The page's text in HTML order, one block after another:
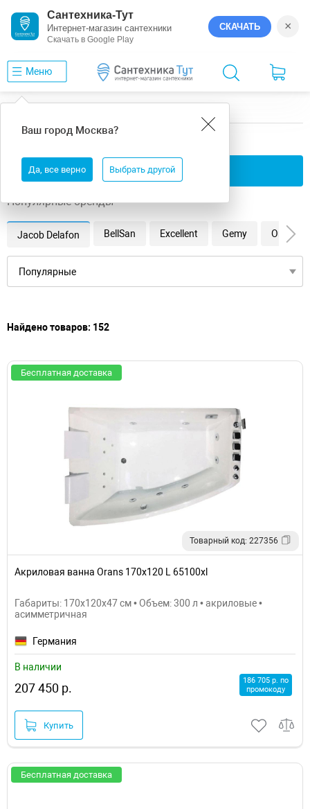
Сантехника-Тут
Интернет-магазин сантехники
Скачать в Google Play
СКАЧАТЬ ×
Меню
Ваш город Москва?
Да, все верно Выбрать другой
12 ванны
Применить фильтры
Популярные бренды
Jacob Delafon BellSan Excellent Gemy Orans
Найдено товаров: 152
Бесплатная доставка
Товарный код: 227356
Акриловая ванна Orans 170х120 L 65100xl
Габариты: 170x120x47 см • Объем: 300 л • акриловые •
асимметричная
Германия
В наличии
207 450 р.
186 705 р. по
промокоду
Купить
Бесплатная доставка